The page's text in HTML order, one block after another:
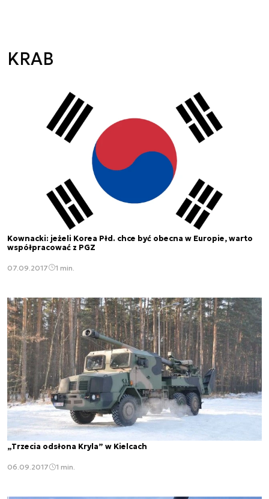
KRAB
Kownacki: jeżeli Korea Płd. chce być obecna w Europie, warto
współpracować z PGZ
07.09.2017 1 min.
„Trzecia odsłona Kryla” w Kielcach
06.09.2017 1 min.